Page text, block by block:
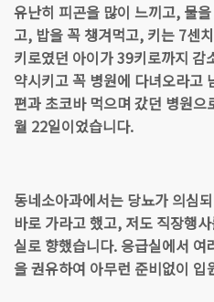
유난히 피곤을 많이 느끼고, 물
고, 밥을 꼭 챙겨먹고, 키는 7센
키로였던 아이가 39키로까지 감
약시키고 꼭 병원에 다녀오라고
편과 초코바 먹으며 갔던 병원
월 22일이었습니다.
동네소아과에서는 당뇨가 의심
바로 가라고 했고, 저도 직장행
실로 향했습니다. 응급실에서
을 권유하여 아무런 준비없이